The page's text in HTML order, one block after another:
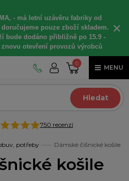
- má letní uzávěru fabriky od
doručujeme pouze zboží skladem.
bude dodáno přibližně po 15.9 -
otevření provozů výrobců
×
0
MENU
Hledat
750 recenzí
potřeby Dámské číšnické košile
košile